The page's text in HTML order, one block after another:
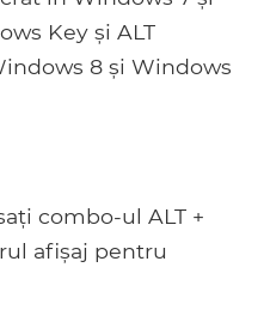
Key și ALT
8 și Windows
combo-ul ALT +
afișaj pentru